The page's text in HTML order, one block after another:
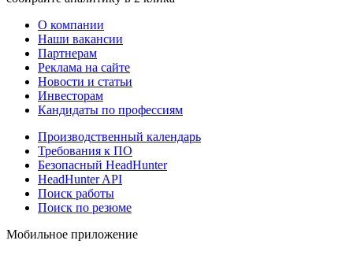
О компании
Наши вакансии
Партнерам
Реклама на сайте
Новости и статьи
Инвесторам
Кандидаты по профессиям
Производственный календарь
Требования к ПО
Безопасный HeadHunter
HeadHunter API
Поиск работы
Поиск по резюме
Мобильное приложение